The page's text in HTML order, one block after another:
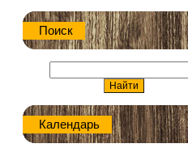
Поиск
Календарь